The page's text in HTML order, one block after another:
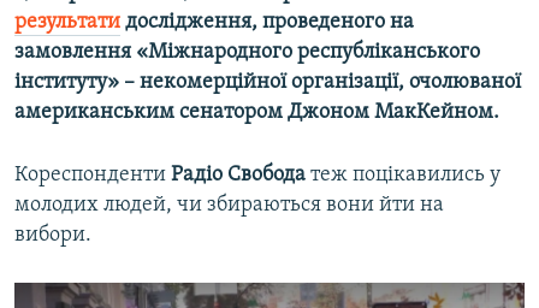
результати дослідження, проведеного на
замовлення «Міжнародного республіканського
інституту» – некомерційної організації, очолюваної
американським сенатором Джоном МакКейном.
Кореспонденти Радіо Свобода теж поцікавились у
молодих людей, чи збираються вони йти на
вибори.